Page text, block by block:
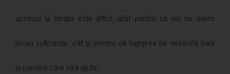
accesul la terapii este dificil, atât pentru că noi nu avem
locuri suficiente, cât și pentru că îngrijirea lor necesită bani
și oameni care să îi ajute.